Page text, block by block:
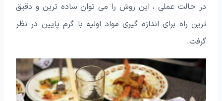
در حالت عملی ، این روش را می توان ساده ترین و دقیق
ترین راه برای اندازه گیری مواد اولیه با گرم پایین در نظر
گرفت.